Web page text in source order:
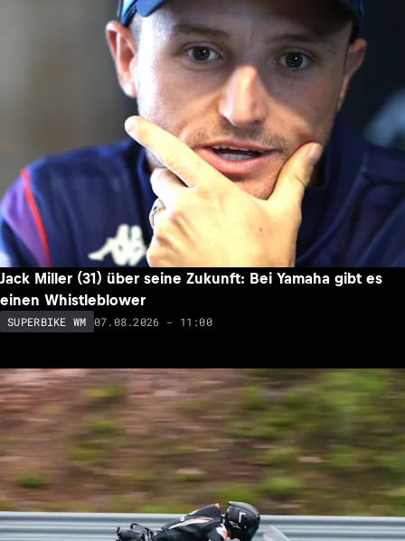
Jack Miller (31) über seine Zukunft: Bei Yamaha gibt es
einen Whistleblower
SUPERBIKE WM 07.08.2026 - 11:00